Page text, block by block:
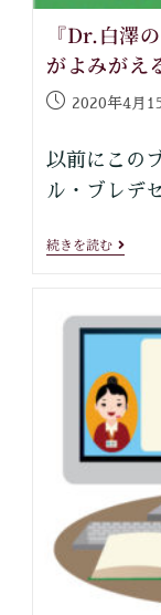
『Dr.白澤
がよみがえ
2020年4月
以前にこの
ル・ブレデ
続きを読む